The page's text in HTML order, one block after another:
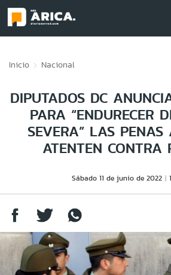
Inicio Nacional
DIPUTADOS DC
PARA “ENDURECER
SEVERA” LAS PENAS
ATENTEN CONTRA
Sábado 11 de junio de 2022